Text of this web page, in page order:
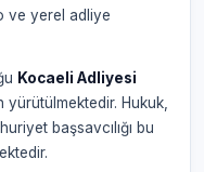
ve yerel adliye
Kocaeli Adliyesi
Hukuk,
başsavcılığı bu